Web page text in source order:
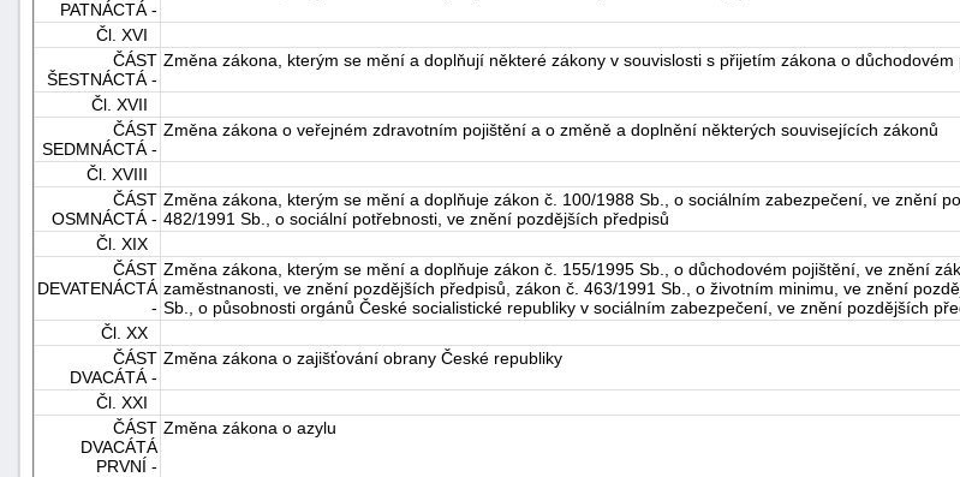
PATNÁCTÁ -
Čl. XVI
ČÁST
ŠESTNÁCTÁ -
Změna zákona, kterým se mění a doplňují některé zákony v souvislosti s přijetím zákona o důchodovém
Čl. XVII
ČÁST
SEDMNÁCTÁ -
Změna zákona o veřejném zdravotním pojištění a o změně a doplnění některých souvisejících zákonů
Čl. XVIII
ČÁST
OSMNÁCTÁ -
Změna zákona, kterým se mění a doplňuje zákon č. 100/1988 Sb., o sociálním zabezpečení, ve znění
482/1991 Sb., o sociální potřebnosti, ve znění pozdějších předpisů
Čl. XIX
ČÁST
DEVATENÁCTÁ
-
Změna zákona, kterým se mění a doplňuje zákon č. 155/1995 Sb., o důchodovém pojištění, ve znění
zaměstnanosti, ve znění pozdějších předpisů, zákon č. 463/1991 Sb., o životním minimu, ve znění
Sb., o působnosti orgánů České socialistické republiky v sociálním zabezpečení, ve znění pozdějších
Čl. XX
ČÁST
DVACÁTÁ -
Změna zákona o zajišťování obrany České republiky
Čl. XXI
ČÁST
DVACÁTÁ
PRVNÍ -
Změna zákona o azylu